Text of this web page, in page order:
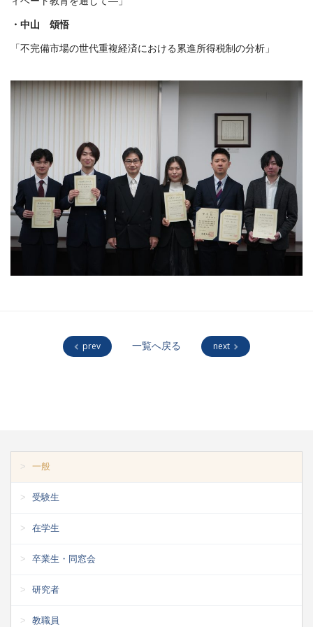
・中山 頌悟
「不完備市場の世代重複経済における累進所得税制の分析」
prev 一覧へ戻る next
一般
受験生
在学生
卒業生・同窓会
研究者
教職員